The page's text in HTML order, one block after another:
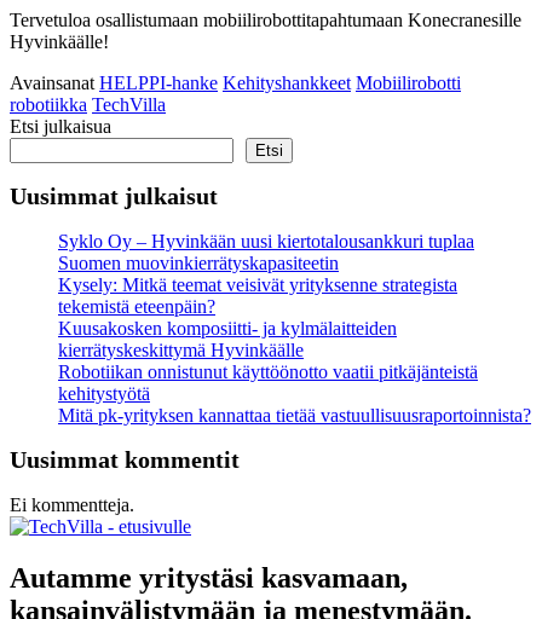
Tervetuloa osallistumaan mobiilirobottitapahtumaan Konecranesille
Hyvinkäälle!
Avainsanat HELPPI-hanke Kehityshankkeet Mobiilirobotti
robotiikka TechVilla
Etsi julkaisua
Etsi
Uusimmat julkaisut
Syklo Oy – Hyvinkään uusi kiertotalousankkuri tuplaa
Suomen muovinkierrätyskapasiteetin
Kysely: Mitkä teemat veisivät yrityksenne strategista
tekemistä eteenpäin?
Kuusakosken komposiitti- ja kylmälaitteiden
kierrätyskeskittymä Hyvinkäälle
Robotiikan onnistunut käyttöönotto vaatii pitkäjänteistä
kehitystyötä
Mitä pk-yrityksen kannattaa tietää vastuullisuus­raportoinnista?
Uusimmat kommentit
Ei kommentteja.
link
link
Autamme yritystäsi kasvamaan,
kansainvälistymään ja menestymään.